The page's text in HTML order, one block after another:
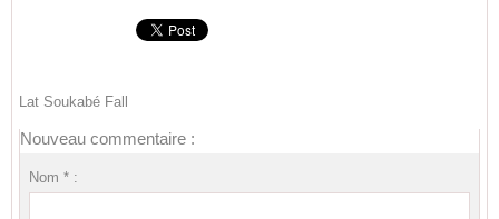
Lat Soukabé Fall
Nouveau commentaire :
Nom * :